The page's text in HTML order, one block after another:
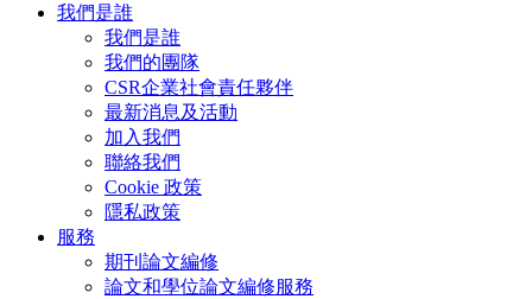
我們是誰
我們是誰
我們的團隊
CSR企業社會責任夥伴
最新消息及活動
加入我們
聯絡我們
Cookie 政策
隱私政策
服務
期刊論文編修
論文和學位論文編修服務